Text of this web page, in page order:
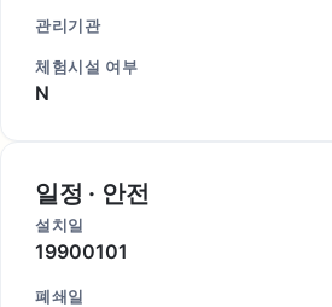
관리기관
체험시설 여부
N
일정 · 안전
설치일
19900101
폐쇄일